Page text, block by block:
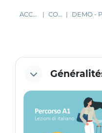
ACCUEIL COURS
Résumé de